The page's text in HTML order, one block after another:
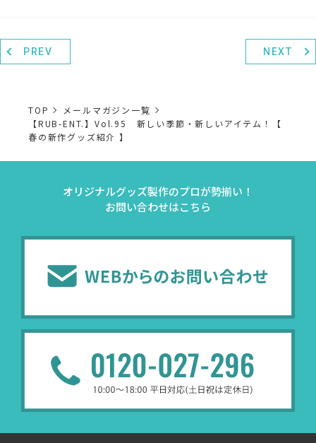
PREV NEXT
TOP
メールマガジン一覧
【RUB-ENT.】Vol.95 新しい季節・新しいアイテム！【
春の新作グッズ紹介 】
オリジナルグッズ製作のプロが勢揃い！
お問い合わせはこちら